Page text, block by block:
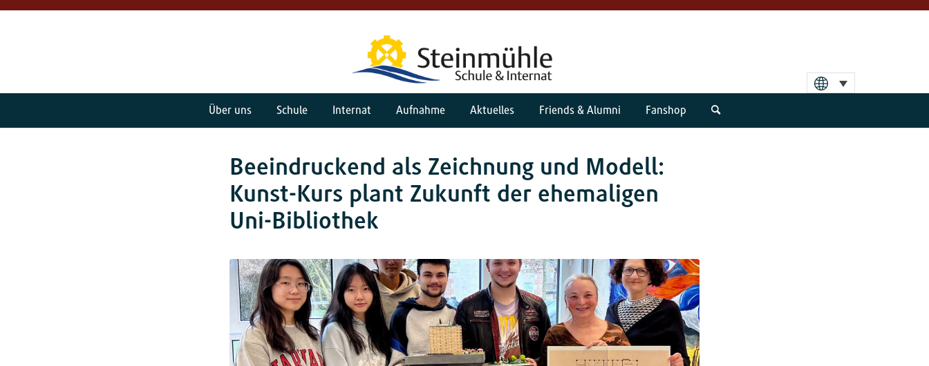
Über uns Schule Internat Aufnahme Aktuelles Friends & Alumni Fanshop
Beeindruckend als Zeichnung und Modell:
Kunst-Kurs plant Zukunft der ehemaligen
Uni-Bibliothek